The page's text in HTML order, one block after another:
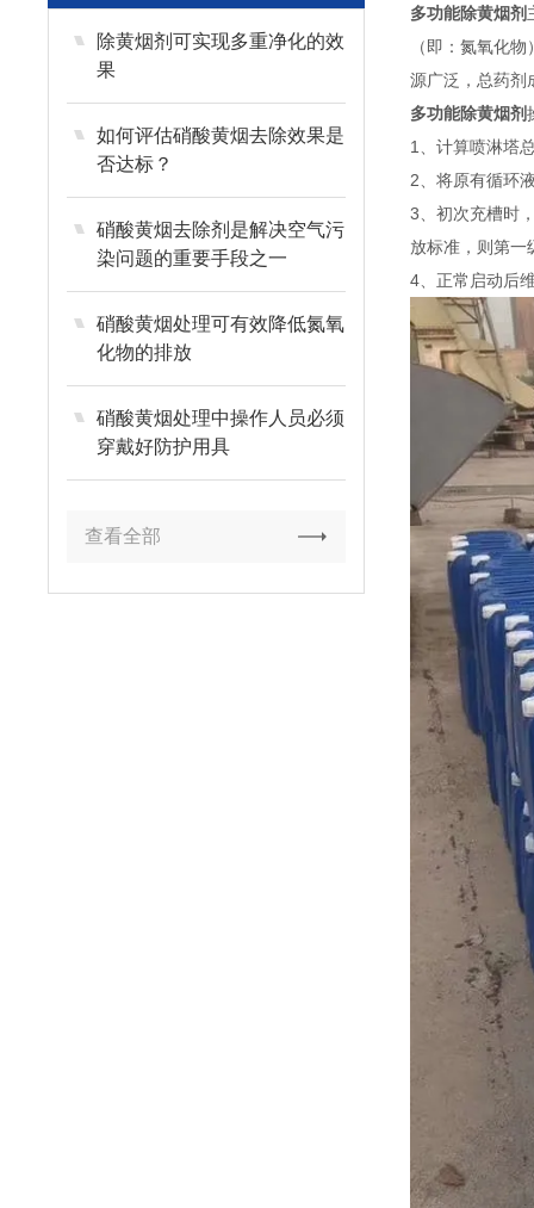
除黄烟剂可实现多重净化的效
果
如何评估硝酸黄烟去除效果是
否达标？
硝酸黄烟去除剂是解决空气污
染问题的重要手段之一
硝酸黄烟处理可有效降低氮氧
化物的排放
硝酸黄烟处理中操作人员必须
穿戴好防护用具
查看全部
多功能除黄烟剂
（即：氮氧化
源广泛，总药剂
多功能除黄烟剂
1、计算喷淋塔
2、将原有循环
3、初次充槽时
放标准，则第一
4、正常启动后